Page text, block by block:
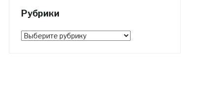
Рубрики
Рубрики